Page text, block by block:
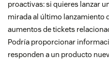
proactivas: si quieres lanzar
mirada al último lanzamiento
aumentos de tickets
Podría proporcionar
responden a un producto